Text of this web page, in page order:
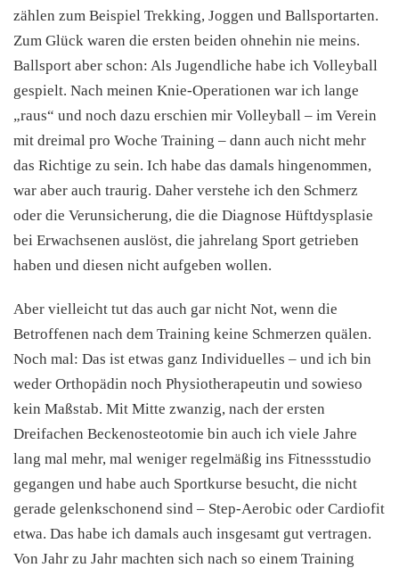
zählen zum Beispiel Trekking, Joggen und Ballsportarten.
Zum Glück waren die ersten beiden ohnehin nie meins.
Ballsport aber schon: Als Jugendliche habe ich Volleyball
gespielt. Nach meinen Knie-Operationen war ich lange
„raus“ und noch dazu erschien mir Volleyball – im Verein
mit dreimal pro Woche Training – dann auch nicht mehr
das Richtige zu sein. Ich habe das damals hingenommen,
war aber auch traurig. Daher verstehe ich den Schmerz
oder die Verunsicherung, die die Diagnose Hüftdysplasie
bei Erwachsenen auslöst, die jahrelang Sport getrieben
haben und diesen nicht aufgeben wollen.
Aber vielleicht tut das auch gar nicht Not, wenn die
Betroffenen nach dem Training keine Schmerzen quälen.
Noch mal: Das ist etwas ganz Individuelles – und ich bin
weder Orthopädin noch Physiotherapeutin und sowieso
kein Maßstab. Mit Mitte zwanzig, nach der ersten
Dreifachen Beckenosteotomie bin auch ich viele Jahre
lang mal mehr, mal weniger regelmäßig ins Fitnessstudio
gegangen und habe auch Sportkurse besucht, die nicht
gerade gelenkschonend sind – Step-Aerobic oder Cardiofit
etwa. Das habe ich damals auch insgesamt gut vertragen.
Von Jahr zu Jahr machten sich nach so einem Training